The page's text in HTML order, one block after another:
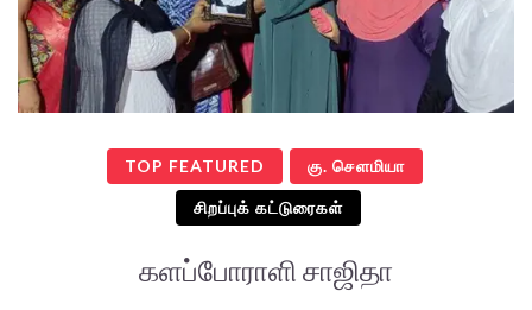
TOP FEATURED கு. செளமியா
சிறப்புக் கட்டுரைகள்
களப்போராளி சாஜிதா